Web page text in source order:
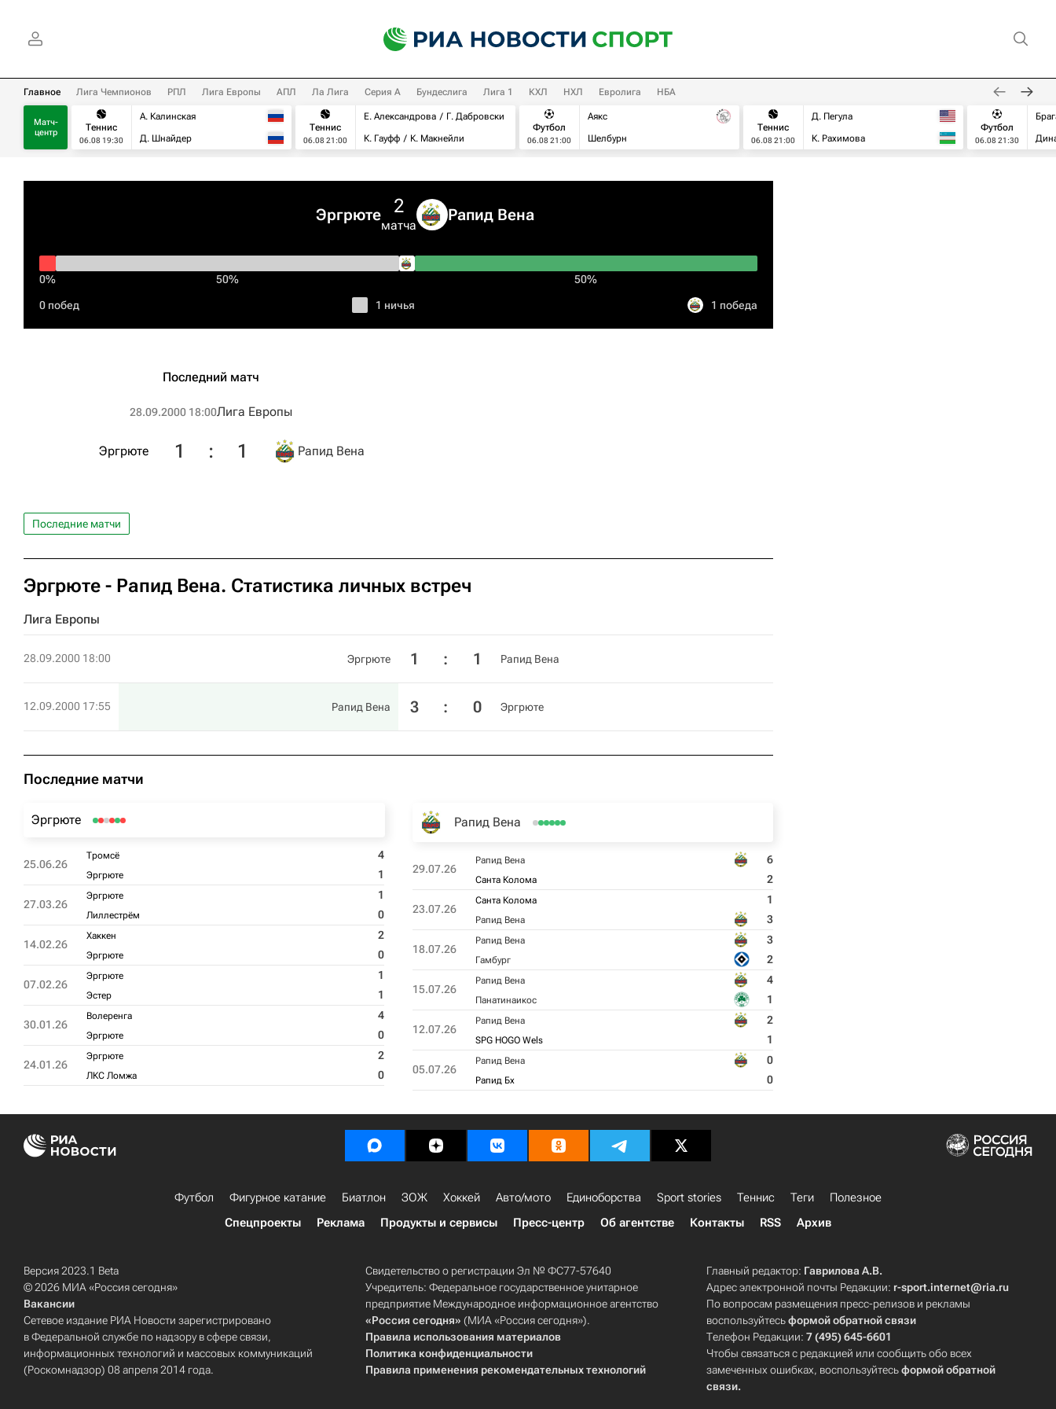
Главное Лига Чемпионов РПЛ Лига Европы АПЛ Ла Лига Серия А Бундеслига Лига 1 КХЛ НХЛ Евролига НБА
Матч-
центр
Теннис
06.08 19:30
А. Калинская
Д. Шнайдер
Теннис
06.08 21:00
Е. Александрова
Г. Дабровски
К. Гауфф
К. Макнейли
Футбол
06.08 21:00
Аякс
Шелбурн
Теннис
06.08 21:00
Д. Пегула
К. Рахимова
Футбол
06.08 21:30
Эргрюте 2
матча
Рапид Вена
0% 50% 50%
0 побед 1 ничья 1 победа
Последний матч
28.09.2000 18:00Лига Европы
Эргрюте 1 : 1 Рапид Вена
Последние матчи
Эргрюте - Рапид Вена. Статистика личных встреч
Лига Европы
28.09.2000 18:00 Эргрюте 1 : 1 Рапид Вена
12.09.2000 17:55 Рапид Вена 3 : 0 Эргрюте
Последние матчи
Эргрюте
25.06.26
Тромсё 4
Эргрюте 1
27.03.26
Эргрюте 1
Лиллестрём 0
14.02.26
Хаккен 2
Эргрюте 0
07.02.26
Эргрюте 1
Эстер 1
30.01.26
Волеренга 4
Эргрюте 0
24.01.26
Эргрюте 2
ЛКС Ломжа 0
Рапид Вена
29.07.26
Рапид Вена 6
Санта Колома 2
23.07.26
Санта Колома 1
Рапид Вена 3
18.07.26
Рапид Вена 3
Гамбург 2
15.07.26
Рапид Вена 4
Панатинаикос 1
12.07.26
Рапид Вена 2
SPG HOGO Wels 1
05.07.26
Рапид Вена 0
Рапид Бх 0
Футбол Фигурное катание Биатлон ЗОЖ Хоккей Авто/мото Единоборства Sport stories Теннис Теги
Полезное
Спецпроекты
Реклама Продукты и сервисы Пресс-центр Об агентстве Контакты RSS Архив
Версия 2023.1 Beta
© 2026 МИА «Россия сегодня»
Вакансии
Сетевое издание РИА Новости зарегистрировано
в Федеральной службе по надзору в сфере связи,
информационных технологий и массовых коммуникаций
(Роскомнадзор) 08 апреля 2014 года.
Свидетельство о регистрации Эл № ФС77-57640
Учредитель: Федеральное государственное унитарное
предприятие Международное информационное агентство
«Россия сегодня» (МИА «Россия сегодня»).
Правила использования материалов
Политика конфиденциальности
Правила применения рекомендательных технологий
Главный редактор: Гаврилова А.В.
Адрес электронной почты Редакции: r-sport.internet@ria.ru
По вопросам размещения пресс-релизов и рекламы
воспользуйтесьформой обратной связи
Телефон Редакции:7 (495) 645-6601
Чтобы связаться с редакцией или сообщить обо всех
замеченных ошибках, воспользуйтесьформой обратной
связи.